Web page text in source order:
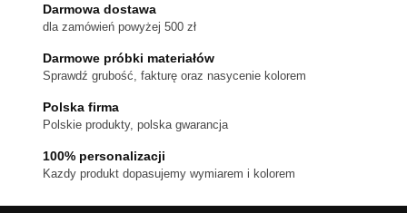
wybrać
stronie
produktu
Darmowa dostawa
dla zamówień powyżej 500 zł
Darmowe próbki materiałów
Sprawdź grubość, fakturę oraz nasycenie kolorem
Polska firma
Polskie produkty, polska gwarancja
100% personalizacji
Kazdy produkt dopasujemy wymiarem i kolorem